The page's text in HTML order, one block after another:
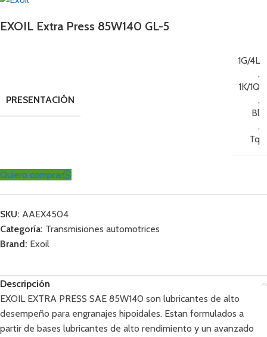
EXOIL Extra Press 85W140 GL-5
PRESENTACIÓN
1G/4L
,
1K/1Q
,
Bl
,
Tq
Quiero comprar
SKU: AAEX4504
Categoría: Transmisiones automotrices
Brand: Exoil
Descripción
EXOIL EXTRA PRESS SAE 85W140 son lubricantes de alto
desempeño para engranajes hipoidales. Estan formulados a
partir de bases lubricantes de alto rendimiento y un avanzado